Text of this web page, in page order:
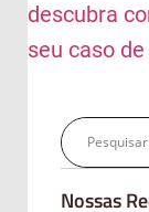
descubra
seu caso de
Nossas